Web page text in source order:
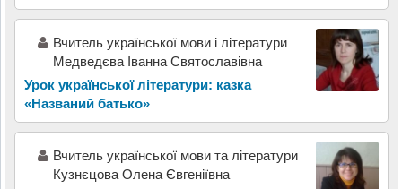
Вчитель української мови і літератури
Медведєва Іванна Святославівна
Урок української літератури: казка
«Названий батько»
Вчитель української мови та літератури
Кузнєцова Олена Євгеніївна